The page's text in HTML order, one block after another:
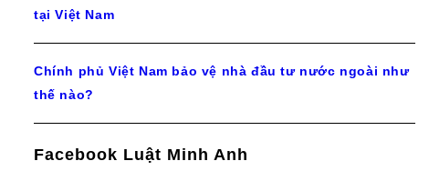
tại Việt Nam
Chính phủ Việt Nam bảo vệ nhà đầu tư nước ngoài như
thế nào?
Facebook Luật Minh Anh